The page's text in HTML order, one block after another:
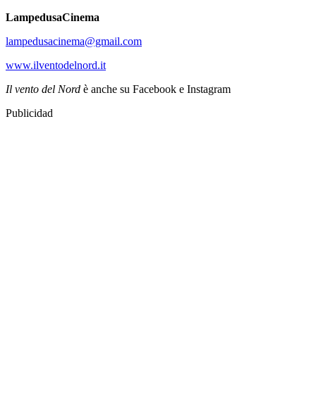
LampedusaCinema
lampedusacinema@gmail.com
www.ilventodelnord.it
Il vento del Nord è anche su Facebook e Instagram
Publicidad